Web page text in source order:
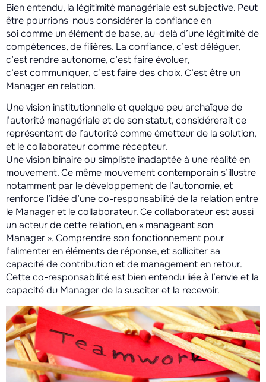
Bien entendu, la légitimité managériale est subjective. Peut
être pourrions-nous considérer la confiance en
soi comme un élément de base, au-delà d’une légitimité de
compétences, de filières. La confiance, c’est déléguer,
c’est rendre autonome, c’est faire évoluer,
c’est communiquer, c’est faire des choix. C’est être un
Manager en relation.
Une vision institutionnelle et quelque peu archaïque de
l’autorité managériale et de son statut, considérerait ce
représentant de l’autorité comme émetteur de la solution,
et le collaborateur comme récepteur.
Une vision binaire ou simpliste inadaptée à une réalité en
mouvement. Ce même mouvement contemporain s’illustre
notamment par le développement de l’autonomie, et
renforce l’idée d’une co-responsabilité de la relation entre
le Manager et le collaborateur. Ce collaborateur est aussi
un acteur de cette relation, en « manageant son
Manager ». Comprendre son fonctionnement pour
l’alimenter en éléments de réponse, et solliciter sa
capacité de contribution et de management en retour.
Cette co-responsabilité est bien entendu liée à l’envie et la
capacité du Manager de la susciter et la recevoir.